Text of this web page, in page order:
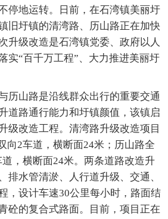
停地运转。日前，在石湾镇美丽圩
旧圩镇的清湾路、历山路正在加快
升级改造是石湾镇党委、政府以人
实“百千万工程”、大力推进美丽圩
山路是沿线群众出行的重要交通
道路通行能力和圩镇颜值，该镇启
级改造工程。清湾路升级改造项目
向2车道，横断面24米；历山路全
，横断面24米。两条道路改造升
排水管清淤、人行道升级、交通、
，设计车速30公里每小时，路面结
砼的复合式路面。目前，项目正在